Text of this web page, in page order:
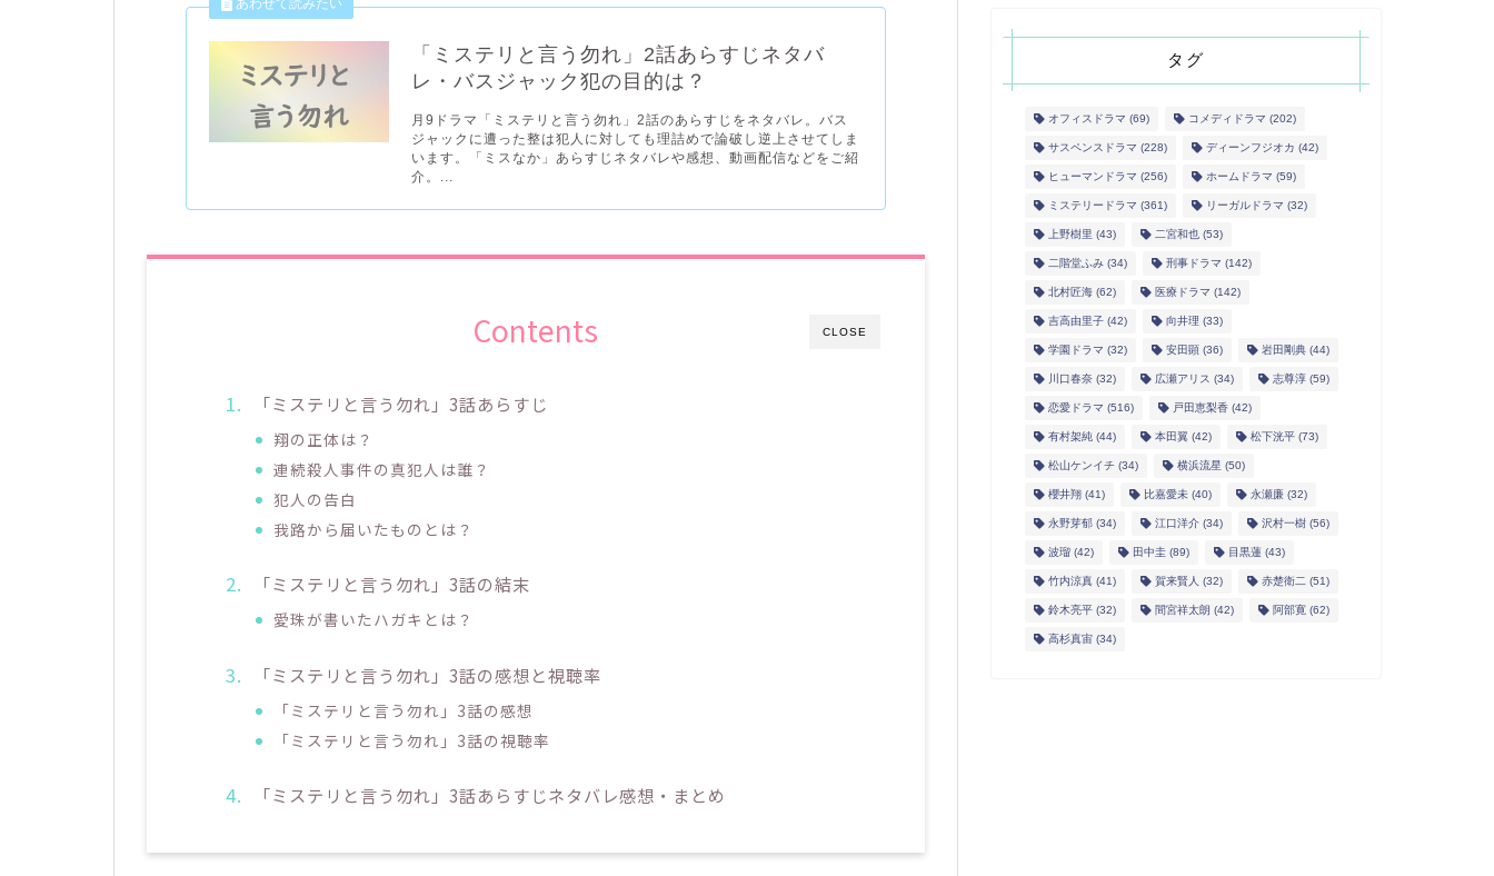
「ミステリと言う勿れ」2話あらすじネタバ
レ・バスジャック犯の目的は？
月9ドラマ「ミステリと言う勿れ」2話のあらすじをネタバレ。バス
ジャックに遭った整は犯人に対しても理詰めで論破し逆上させてしま
います。「ミスなか」あらすじネタバレや感想、動画配信などをご紹
介。...
CLOSE
Contents
「ミステリと言う勿れ」3話あらすじ
翔の正体は？
連続殺人事件の真犯人は誰？
犯人の告白
我路から届いたものとは？
「ミステリと言う勿れ」3話の結末
愛珠が書いたハガキとは？
「ミステリと言う勿れ」3話の感想と視聴率
「ミステリと言う勿れ」3話の感想
「ミステリと言う勿れ」3話の視聴率
「ミステリと言う勿れ」3話あらすじネタバレ感想・まとめ
タグ
オフィスドラマ (69) コメディドラマ (202)
サスペンスドラマ (228) ディーンフジオカ (42)
ヒューマンドラマ (256) ホームドラマ (59)
ミステリードラマ (361) リーガルドラマ (32)
上野樹里 (43) 二宮和也 (53)
二階堂ふみ(34) 刑事ドラマ (142)
北村匠海(62) 医療ドラマ (142)
吉高由里子(42) 向井理 (33)
学園ドラマ (32) 安田顕(36) 岩田剛典(44)
川口春奈(32) 広瀬アリス (34) 志尊淳(59)
恋愛ドラマ (516) 戸田恵梨香(42)
有村架純 (44) 本田翼 (42) 松下洸平(73)
松山ケンイチ(34) 横浜流星 (50)
櫻井翔(41) 比嘉愛未(40) 永瀬廉(32)
永野芽郁(34) 江口洋介(34) 沢村一樹(56)
波瑠(42) 田中圭(89) 目黒蓮(43)
竹内涼真 (41) 賀来賢人 (32) 赤楚衛二 (51)
鈴木亮平(32) 間宮祥太朗 (42) 阿部寛(62)
高杉真宙(34)